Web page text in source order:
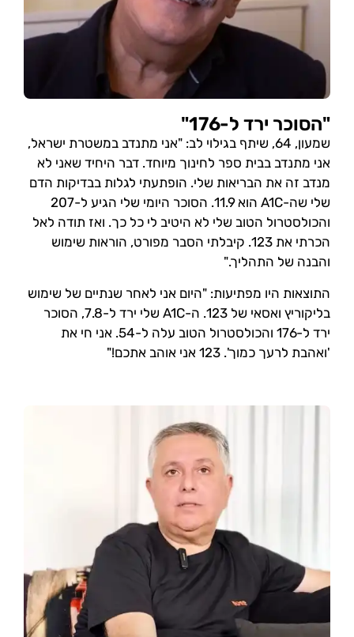
"הסוכר ירד ל-176"
שמעון, 64, שיתף בגילוי לב: "אני מתנדב במשטרת ישראל,
אני מתנדב בבית ספר לחינוך מיוחד. דבר היחיד שאני לא
מנדב זה את הבריאות שלי. הופתעתי לגלות בבדיקות הדם
שלי שה-A1C הוא 11.9. הסוכר היומי שלי הגיע ל-207
והכולסטרול הטוב שלי לא היטיב לי כל כך. ואז תודה לאל
הכרתי את 123. קיבלתי הסבר מפורט, הוראות שימוש
והבנה של התהליך."
התוצאות היו מפתיעות: "היום אני לאחר שנתיים של שימוש
בליקוריץ ואסאי של 123. ה-A1C שלי ירד ל-7.8, הסוכר
ירד ל-176 והכולסטרול הטוב עלה ל-54. אני חי את
'ואהבת לרעך כמוך'. 123 אני אוהב אתכם!"